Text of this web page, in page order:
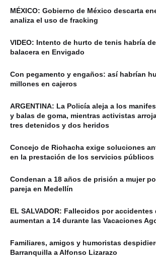
MÉXICO: Gobierno de México descarta
analiza el uso de fracking
VIDEO: Intento de hurto de tenis habría
balacera en Envigado
Con pegamento y engaños: así habrían
millones en cajeros
ARGENTINA: La Policía aleja a los
y balas de goma, mientras activistas
tres detenidos y dos heridos
Concejo de Riohacha exige soluciones
en la prestación de los servicios públicos
Condenan a 18 años de prisión a mujer
pareja en Medellín
EL SALVADOR: Fallecidos por
aumentan a 14 durante las Vacaciones
Familiares, amigos y humoristas
Barranquilla a Alfonso Lizarazo